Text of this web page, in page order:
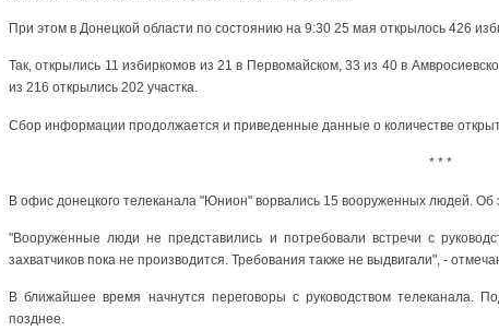
При этом в Донецкой области по состоянию на 9:30 25 мая открылось 426
Так, открылись 11 избиркомов из 21 в Первомайском, 33 из 40 в
из 216 открылись 202 участка.
Сбор информации продолжается и приведенные данные о количестве
* * *
В офис донецкого телеканала "Юнион" ворвались 15 вооруженных людей. Об
"Вооруженные люди не представились и потребовали встречи с
захватчиков пока не производится. Требования также не выдвигали", -
В ближайшее время начнутся переговоры с руководством телеканала.
позднее.